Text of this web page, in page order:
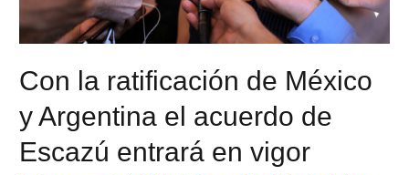
Con la ratificación de México
y Argentina el acuerdo de
Escazú entrará en vigor